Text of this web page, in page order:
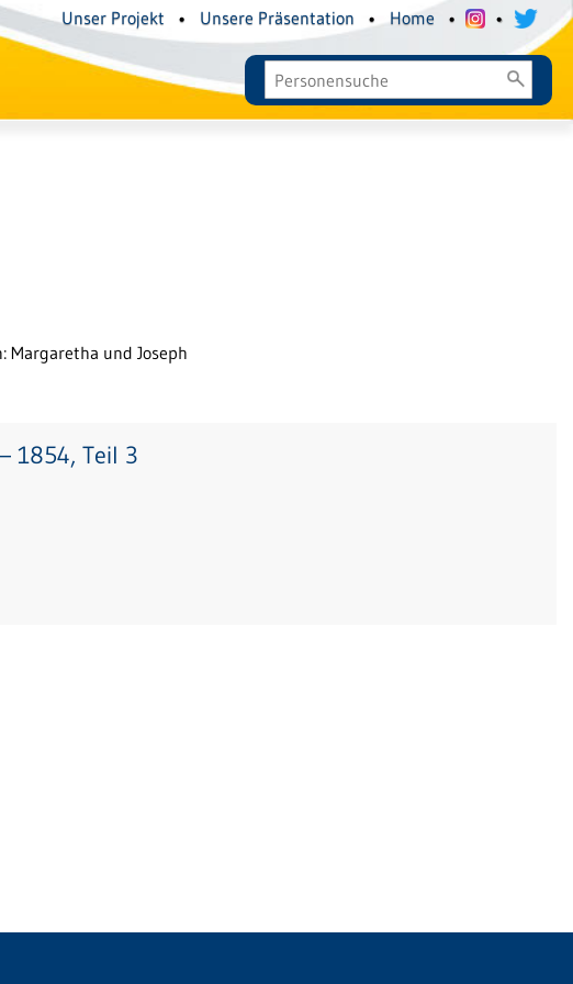
Unser Projekt • Unsere Präsentation • Home • •
Margaretha und Joseph
1854, Teil 3